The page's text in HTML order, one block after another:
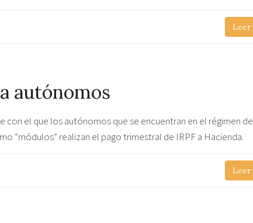
Leer
autónomos
con el que los autónomos que se encuentran en el régimen de
“módulos” realizan el pago trimestral de IRPF a Hacienda.
Leer